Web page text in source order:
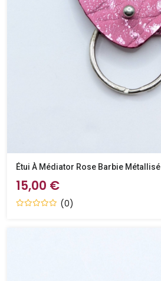
Étui À Médiator Rose Barbie Métallisé
15,00 €
(0)